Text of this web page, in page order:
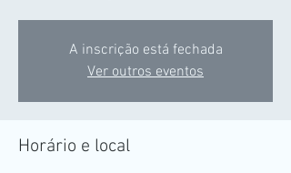
A inscrição está fechada
Ver outros eventos
Horário e local